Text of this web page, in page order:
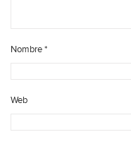
Nombre*
Web